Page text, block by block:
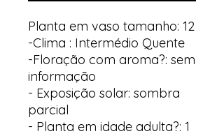
Planta em vaso tamanho: 12
-Clima : Intermédio Quente
-Floração com aroma?: sem
informação
- Exposição solar: sombra
parcial
- Planta em idade adulta?: 1